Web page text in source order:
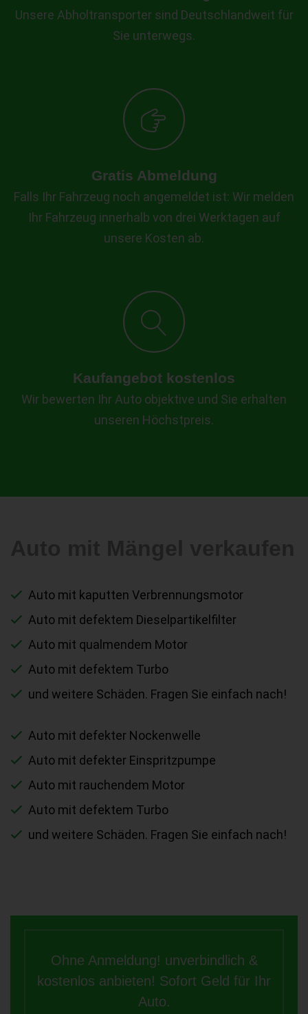
Unsere Abholtransporter sind Deutschlandweit für
Sie unterwegs.
Gratis Abmeldung
Falls Ihr Fahrzeug noch angemeldet ist: Wir melden
Ihr Fahrzeug innerhalb von drei Werktagen auf
unsere Kosten ab.
Kaufangebot kostenlos
Wir bewerten Ihr Auto objektive und Sie erhalten
unseren Höchstpreis.
Auto mit kaputten Verbrennungsmotor
Auto mit defektem Dieselpartikelfilter
Auto mit qualmendem Motor
Auto mit defektem Turbo
und weitere Schäden. Fragen Sie einfach nach!
Auto mit defekter Nockenwelle
Auto mit defekter Einspritzpumpe
Auto mit rauchendem Motor
Auto mit defektem Turbo
und weitere Schäden. Fragen Sie einfach nach!
Ohne Anmeldung! unverbindlich &
kostenlos anbieten! Sofort Geld für Ihr
Auto.